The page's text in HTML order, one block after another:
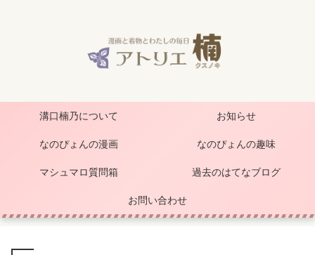
溝口楠乃について お知らせ
なのぴょんの漫画 なのぴょんの趣味
マシュマロ質問箱 過去のはてなブログ
お問い合わせ